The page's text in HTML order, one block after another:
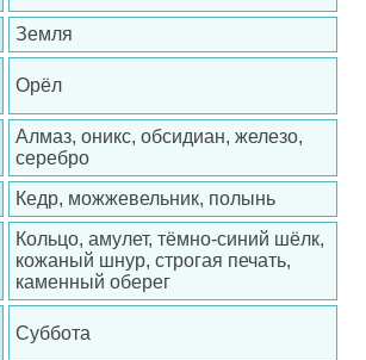
Земля
Орёл
Алмаз, оникс, обсидиан, железо,
серебро
Кедр, можжевельник, полынь
Кольцо, амулет, тёмно-синий шёлк,
кожаный шнур, строгая печать,
каменный оберег
Суббота